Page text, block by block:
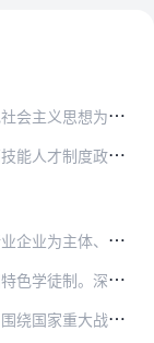
做好新时代人才工作的重要思想，坚持党管人才，…
保障更加有力，尊重技能尊重劳动的社会氛围更加…
培养体系。行业主管部门和行业组织要结合本行…
、厂中校等方式。对联合培养高技能人才成效显著…
培育计划。支持制造业企业围绕转型升级和产业基…